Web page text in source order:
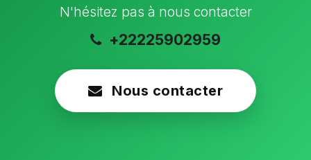
N'hésitez pas à nous contacter
+22225902959
Nous contacter